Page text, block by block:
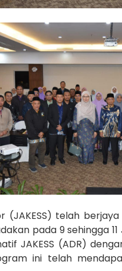
telah berjaya
pada 9 sehingga
JAKESS (ADR)
ini telah